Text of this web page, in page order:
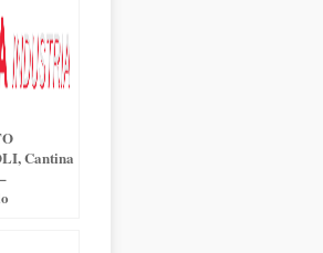
Cantina